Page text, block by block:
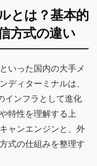
とは？基本的
方式の違い
いった国内の大手メ
ディターミナルは、
インフラとして進化
特性を理解する上
ャンエンジンと、外
式の仕組みを整理す